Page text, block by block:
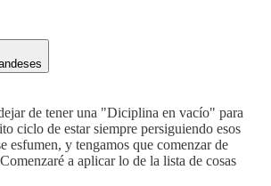
de tener una "Diciplina en vacío" para
ciclo de estar siempre persiguiendo esos
esfumen, y tengamos que comenzar de
a aplicar lo de la lista de cosas